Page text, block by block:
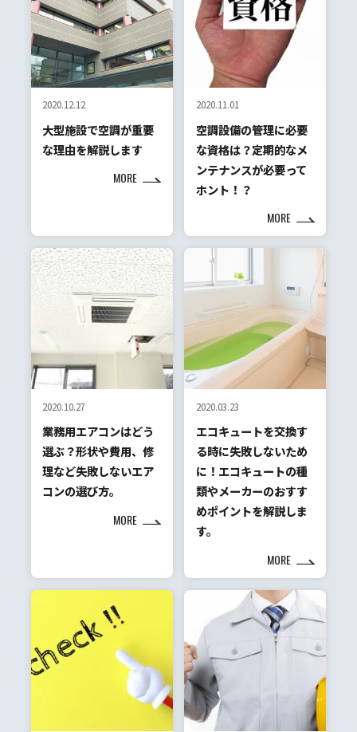
2020.12.12
大型施設で空調が重要
な理由を解説します
MORE
2020.11.01
空調設備の管理に必要
な資格は？定期的なメ
ンテナンスが必要って
ホント！？
MORE
2020.10.27
業務用エアコンはどう
選ぶ？形状や費用、修
理など失敗しないエア
コンの選び方。
MORE
2020.03.23
エコキュートを交換す
る時に失敗しないため
に！エコキュートの種
類やメーカーのおすす
めポイントを解説しま
す。
MORE